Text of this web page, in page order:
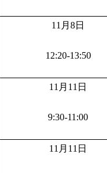
11月 8日
12:20-13:50
11月11日
9:30-11:00
11月11日